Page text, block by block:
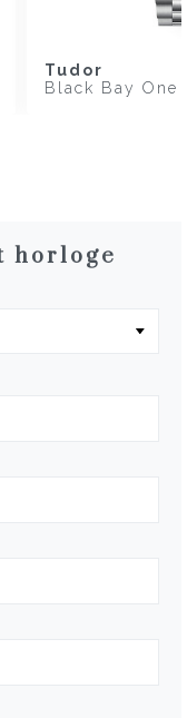
Tudor
Black Bay One
horloge